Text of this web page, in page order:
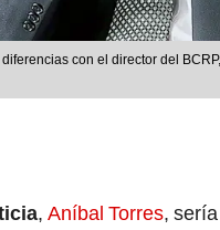
con el director del
, Aníbal Torres,